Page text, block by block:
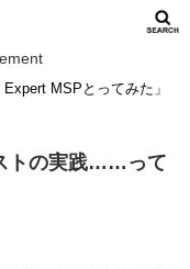
MSPとってみた」
トの実践……って